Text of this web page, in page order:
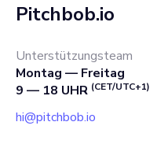
Pitchbob.io
Unterstützungsteam
Montag — Freitag
9 — 18 UHR (CET/UTC+1)
hi@pitchbob.io